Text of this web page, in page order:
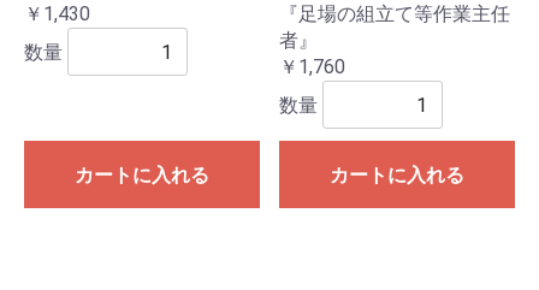
￥1,430
数量
カートに入れる
『足場の組立て等作業主任
者』
￥1,760
数量
カートに入れる